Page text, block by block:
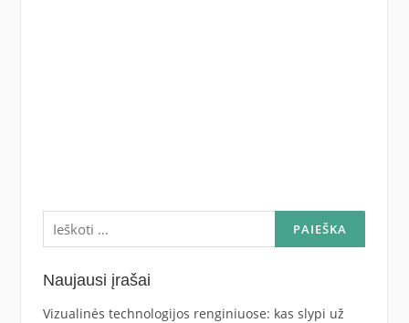
Ieškoti:
Naujausi įrašai
Vizualinės technologijos renginiuose: kas slypi už